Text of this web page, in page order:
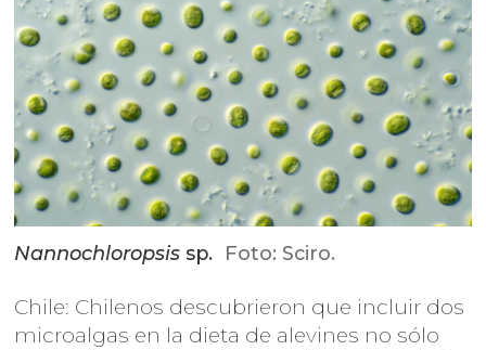
Nannochloropsis sp. Foto: Sciro.
Chile: Chilenos descubrieron que incluir dos
microalgas en la dieta de alevines no sólo